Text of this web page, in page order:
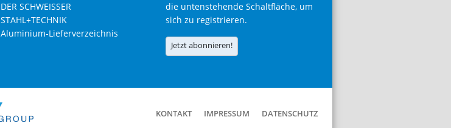
DER SCHWEISSER
STAHL+TECHNIK
Aluminium-Lieferverzeichnis
die untenstehende Schaltfläche, um
sich zu registrieren.
Jetzt abonnieren!
KONTAKT IMPRESSUM DATENSCHUTZ